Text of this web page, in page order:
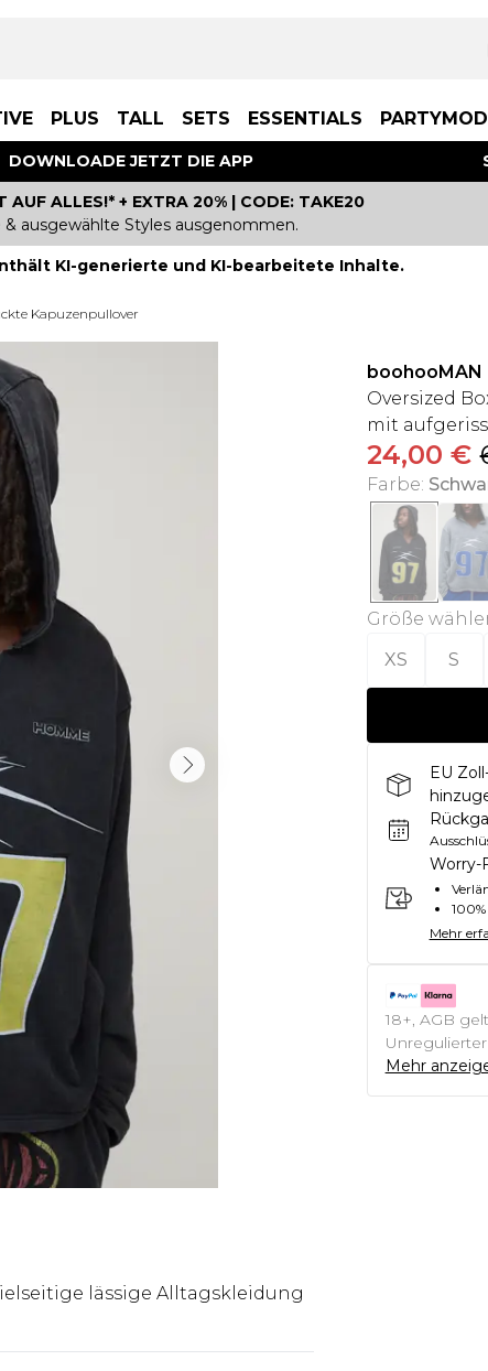
PLUS TALL SETS ESSENTIALS
DOWNLOADE JETZT DIE APP
AUF ALLES!* + EXTRA 20% | CODE: TAKE20
& ausgewählte Styles ausgenommen.
KI-generierte und KI-bearbeitete Inhalte.
Kapuzenpullover
lässige Alltagskleidung
boohooMAN
Oversized
mit
24,00 €
Farbe:
Größe
XS
S
EU
Worry-
Mehr
18+, AGB
Mehr